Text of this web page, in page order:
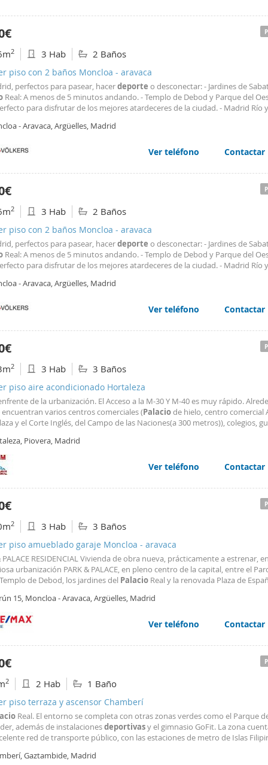
2 3 Hab 2 Baños
piso con 2 baños Moncloa - aravaca
perfectos para pasear, hacerdeporte o desconectar: - Jardines de
Real: A menos de 5 minutos andando. - Templo de Debod y Parque del
para disfrutar de los mejores atardeceres de la ciudad. - Madrid Río
no existe en esta zona. Estás
- Aravaca, Argüelles, Madrid
Ver teléfono Contactar
2 3 Hab 2 Baños
piso con 2 baños Moncloa - aravaca
perfectos para pasear, hacerdeporte o desconectar: - Jardines de
Real: A menos de 5 minutos andando. - Templo de Debod y Parque del
para disfrutar de los mejores atardeceres de la ciudad. - Madrid Río
no existe en esta zona. Estás
- Aravaca, Argüelles, Madrid
Ver teléfono Contactar
2 3 Hab 3 Baños
piso aire acondicionado Hortaleza
de la urbanización. El Acceso a la M-30 Y M-40 es muy rápido.
encuentran varios centros comerciales (Palaciode hielo, centro comercial
y el Corte Inglés, del Campo de las Naciones(a 300 metros)), colegios,
El parque Juan Carlos I (segundo parque más grande de España, con lago,
libre…), parque Juan Pablo II y el parque el Capricho, se encuentran en las
al igual que el IFEMA.
Piovera, Madrid
Ver teléfono Contactar
2 3 Hab 3 Baños
piso amueblado garaje Moncloa - aravaca
PALACE RESIDENCIAL Vivienda de obra nueva, prácticamente a estrenar,
urbanización PARK & PALACE, en pleno centro de la capital, entre el
de Debod, los jardines del Palacio Real y la renovada Plaza de
baja y piscina en la azotea/solarium
15, Moncloa - Aravaca, Argüelles, Madrid
Ver teléfono Contactar
2 2 Hab 1 Baño
piso terraza y ascensor Chamberí
Real. El entorno se completa con otras zonas verdes como el Parque
además de instalacionesdeportivasy el gimnasio GoFit. La zona
red de transporte público, con las estaciones de metro de Islas
a la A-6 y la M-30, lo que garantiza una conexión ágil tanto dentro como
Gaztambide, Madrid